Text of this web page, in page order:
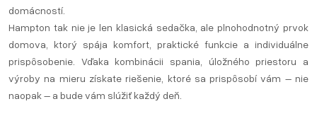
domácností.
Hampton tak nie je len klasická sedačka, ale plnohodnotný prvok
domova, ktorý spája komfort, praktické funkcie a individuálne
prispôsobenie. Vďaka kombinácii spania, úložného priestoru a
výroby na mieru získate riešenie, ktoré sa prispôsobí vám – nie
naopak – a bude vám slúžiť každý deň.